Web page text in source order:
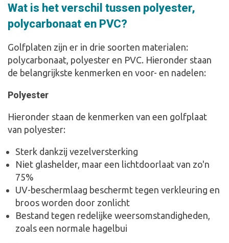
Wat is het verschil tussen polyester,
polycarbonaat en PVC?
Golfplaten zijn er in drie soorten materialen:
polycarbonaat, polyester en PVC. Hieronder staan
de belangrijkste kenmerken en voor- en nadelen:
Polyester
Hieronder staan de kenmerken van een golfplaat
van polyester:
Sterk dankzij vezelversterking
Niet glashelder, maar een lichtdoorlaat van zo'n
75%
UV-beschermlaag beschermt tegen verkleuring en
broos worden door zonlicht
Bestand tegen redelijke weersomstandigheden,
zoals een normale hagelbui